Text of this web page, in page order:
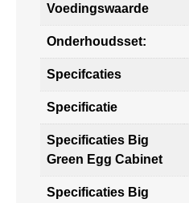
Voedingswaarde
Onderhoudsset:
Specifcaties
Specificatie
Specificaties Big
Green Egg Cabinet
Specificaties Big